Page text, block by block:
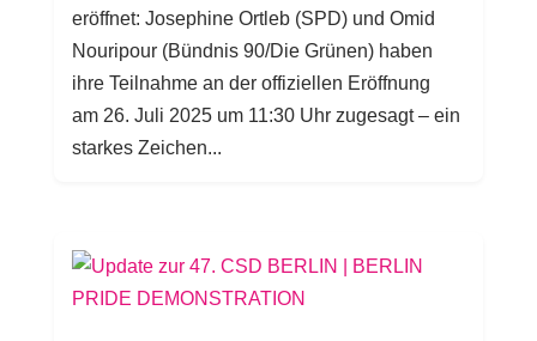
eröffnet: Josephine Ortleb (SPD) und Omid
Nouripour (Bündnis 90/Die Grünen) haben
ihre Teilnahme an der offiziellen Eröffnung
am 26. Juli 2025 um 11:30 Uhr zugesagt – ein
starkes Zeichen...